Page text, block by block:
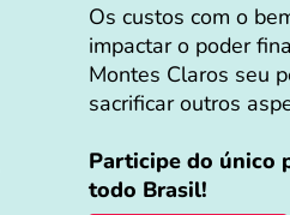
Os custos com o
impactar o poder
Montes Claros seu
sacrificar outros
Participe do único
todo Brasil!